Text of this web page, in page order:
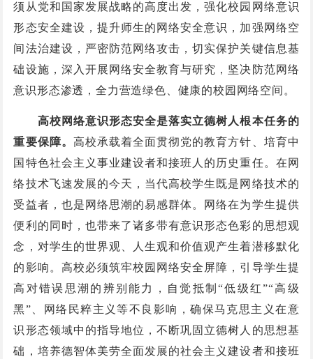
须从党和国家发展战略的高度出发，强化校园网络意识
形态安全建设，提升师生的网络安全意识，加强网络空
间法治建设，严密防范网络攻击，切实保护关键信息基
础设施，深入开展网络安全教育与研究，坚决防范网络
意识形态渗透，全力营造绿色、健康的校园网络空间。
高校网络意识形态安全是落实立德树人根本任务的
重要保障。 高校承载着全面贯彻党的教育方针、培育中
国特色社会主义事业建设者和接班人的历史重任。在网
络技术飞速发展的今天，当代高校学生既是网络技术的
受益者，也是网络思潮的易感群体。网络在为学生提供
便利的同时，也带来了诸多带有意识形态色彩的思想观
念，对学生的世界观、人生观和价值观产生着潜移默化
的影响。高校必须筑牢校园网络安全屏障，引导学生提
高对错误思潮的辨别能力，自觉抵制“低级红”“高级
黑”、网络民粹主义等不良影响，确保马克思主义在意
识形态领域中的指导地位，不断巩固立德树人的思想基
础，培养德智体美劳全面发展的社会主义建设者和接班